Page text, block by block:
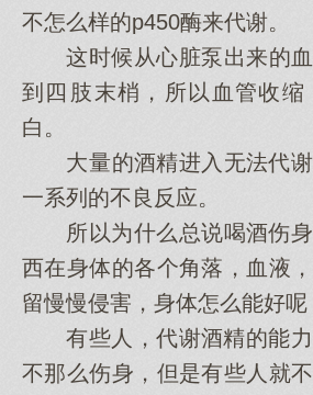
不怎么样的p450酶来代谢。
这时候从心‌脏泵出来的血
到四‌肢末梢，所以血管收缩
白。
大‌量的酒精进入无法代谢
一系列的不良反应。
所以为什么总说喝酒伤身
西在身体的各个角落，血液
留慢慢侵害，身体怎么能好呢
有些人，代谢酒精的能力‌
不那么伤身，但是有些人就